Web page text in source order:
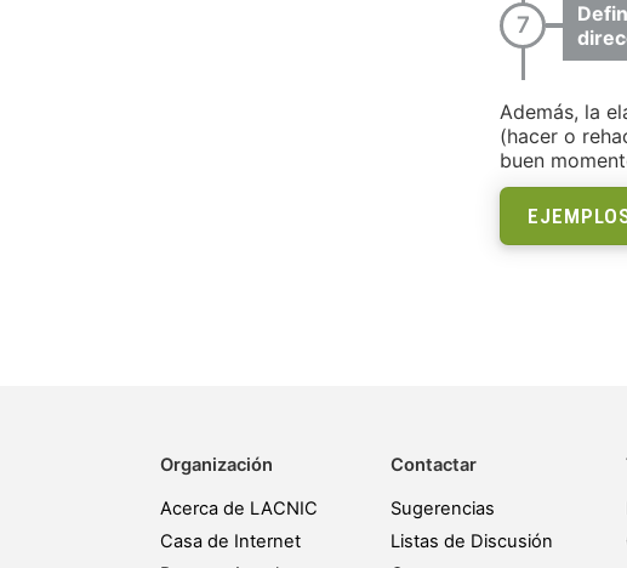
Además, la
(hacer o
buen
Organización
Acerca de LACNIC
Casa de Internet
Contactar
Sugerencias
Listas de Discusión